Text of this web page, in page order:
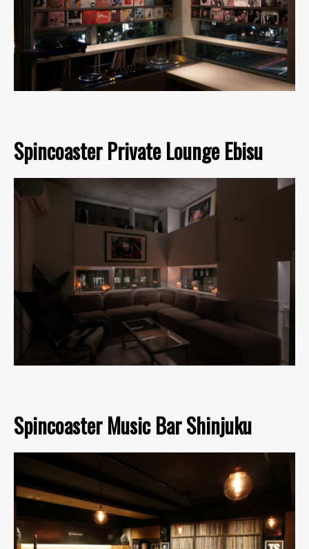
Spincoaster Private Lounge Ebisu
Spincoaster Music Bar Shinjuku